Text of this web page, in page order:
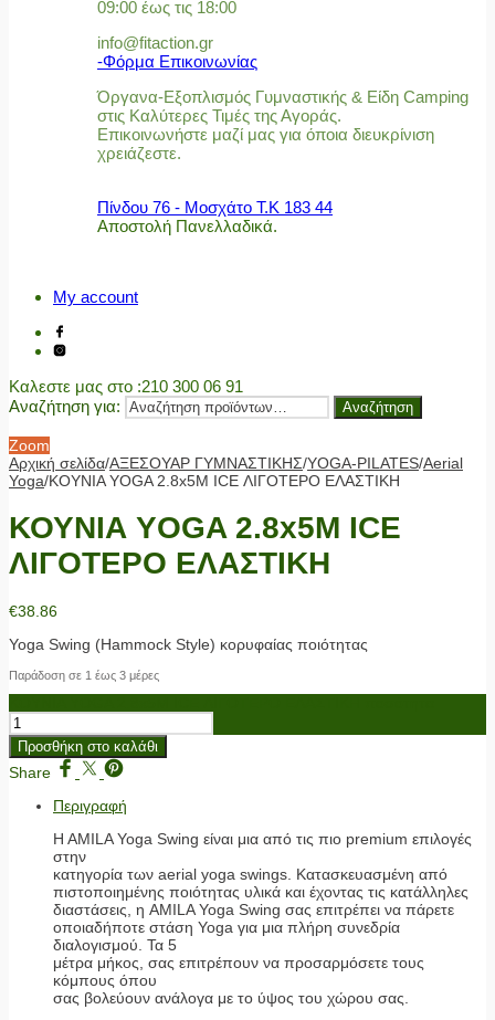
09:00 έως τις 18:00
info@fitaction.gr
-Φόρμα Επικοινωνίας
Όργανα-Εξοπλισμός Γυμναστικής & Είδη Camping
στις Καλύτερες Τιμές της Αγοράς.
Επικοινωνήστε μαζί μας για όποια διευκρίνιση
χρειάζεστε.
Πίνδου 76 - Μοσχάτο Τ.Κ 183 44
Αποστολή Πανελλαδικά.
My account
Καλεστε μας στο :210 300 06 91
Αναζήτηση για:
Αναζήτηση
Zoom
Αρχική σελίδα/ΑΞΕΣΟΥΑΡ ΓΥΜΝΑΣΤΙΚΗΣ/YOGA-PILATES/Aerial
Yoga/ΚΟΥΝΙΑ YOGA 2.8x5M ICE ΛΙΓΟΤΕΡΟ ΕΛΑΣΤΙΚΗ
ΚΟΥΝΙΑ YOGA 2.8x5M ICE
ΛΙΓΟΤΕΡΟ ΕΛΑΣΤΙΚΗ
€38.86
Yoga Swing (Hammock Style) κορυφαίας ποιότητας
Παράδοση σε 1 έως 3 μέρες
Προσθήκη στο καλάθι
Share
Περιγραφή
H AMILA Yoga Swing είναι μια από τις πιο premium επιλογές
στην
κατηγορία των aerial yoga swings. Κατασκευασμένη από
πιστοποιημένης ποιότητας υλικά και έχοντας τις κατάλληλες
διαστάσεις, η AMILA Yoga Swing σας επιτρέπει να πάρετε
οποιαδήποτε στάση Yoga για μια πλήρη συνεδρία
διαλογισμού. Τα 5
μέτρα μήκος, σας επιτρέπουν να προσαρμόσετε τους
κόμπους όπου
σας βολεύουν ανάλογα με το ύψος του χώρου σας.